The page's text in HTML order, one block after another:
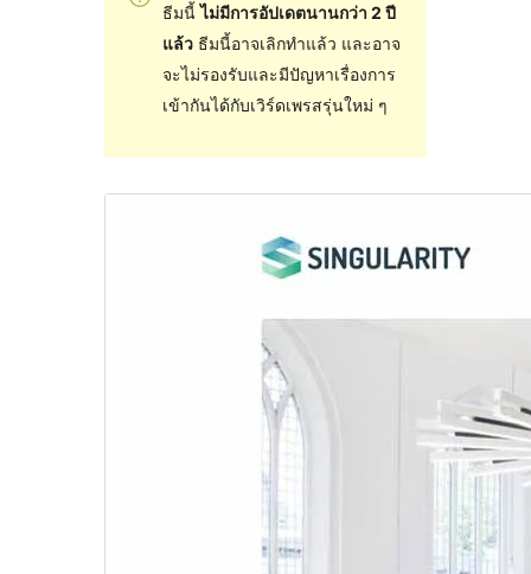
ธีมนี้ไม่มีการอัปเดตนานกว่า 2 ปี
แล้วธีมนี้อาจเลิกทำแล้ว และอาจ
จะไม่รองรับและมีปัญหาเรื่องการ
เข้ากันได้กับเวิร์ดเพรสรุ่นใหม่ ๆ